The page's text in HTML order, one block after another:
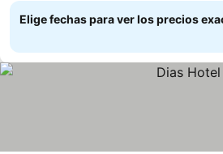
Elige fechas para ver los precios